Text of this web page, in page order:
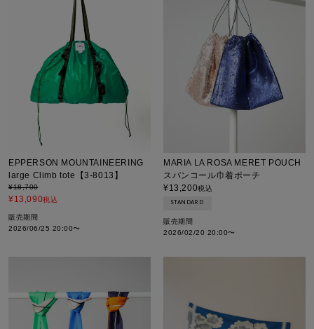
EPPERSON MOUNTAINEERING
large Climb tote【3-8013】
¥18,700
¥13,090税込
販売期間
2026/06/25 20:00〜
MARIA LA ROSA MERET POUCH
スパンコール巾着ポーチ
¥13,200税込
STANDARD
販売期間
2026/02/20 20:00〜